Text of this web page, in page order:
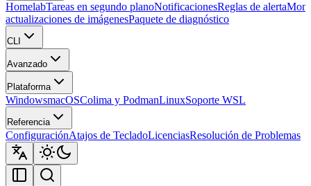
HomelabTareas en segundo planoNotificacionesReglas de alerta
actualizaciones de imágenesPaquete de diagnóstico
CLI
Avanzado
Plataforma
WindowsmacOSColima y PodmanLinuxSoporte WSL
Referencia
ConfiguraciónAtajos de TecladoLicenciasResolución de Problemas